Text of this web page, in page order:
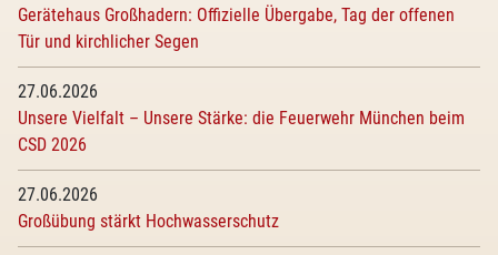
Gerätehaus Großhadern: Offizielle Übergabe, Tag der offenen
Tür und kirchlicher Segen
27.06.2026
Unsere Vielfalt – Unsere Stärke: die Feuerwehr München beim
CSD 2026
27.06.2026
Großübung stärkt Hochwasserschutz